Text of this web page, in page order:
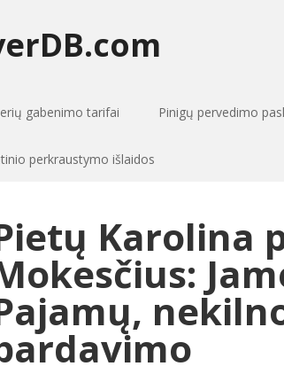
gabenimo tarifai Pinigų pervedimo
perkraustymo išlaidos
Karolina